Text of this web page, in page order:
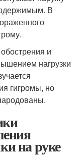
В
и
нагрузки
гигромы, но
на руке